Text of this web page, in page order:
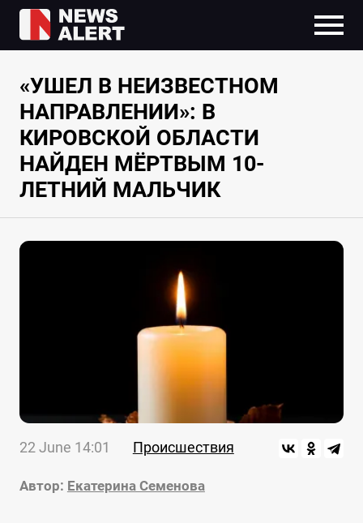
«УШЕЛ В НЕИЗВЕСТНОМ
НАПРАВЛЕНИИ»: В
КИРОВСКОЙ ОБЛАСТИ
НАЙДЕН МЁРТВЫМ 10-
ЛЕТНИЙ МАЛЬЧИК
22 June 14:01 Происшествия
Автор: Екатерина Семенова